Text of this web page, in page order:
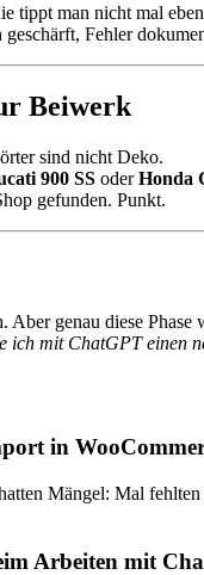
tippt man nicht mal
Fehler
Beiwerk
sind nicht Deko.
900 SS oderHonda
gefunden. Punkt.
Aber genau diese Phase
ich mit ChatGPT einen
in
Mängel: Mal
Arbeiten mit